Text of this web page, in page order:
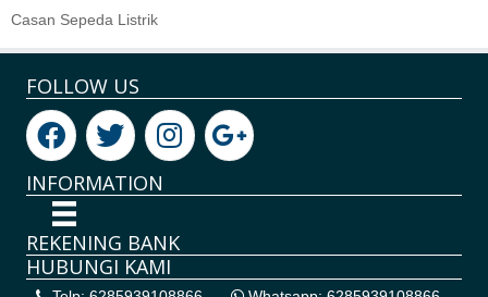
Casan Sepeda Listrik
FOLLOW US
INFORMATION
REKENING BANK
HUBUNGI KAMI